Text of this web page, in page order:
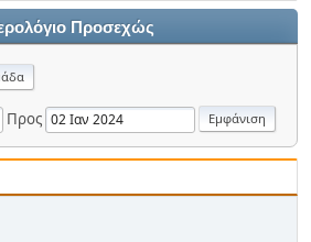
Προσεχώς
Προς